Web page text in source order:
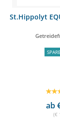
St.Hippolyt
ab
(€